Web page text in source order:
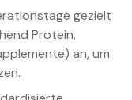
gezielt
Protein,
an, um